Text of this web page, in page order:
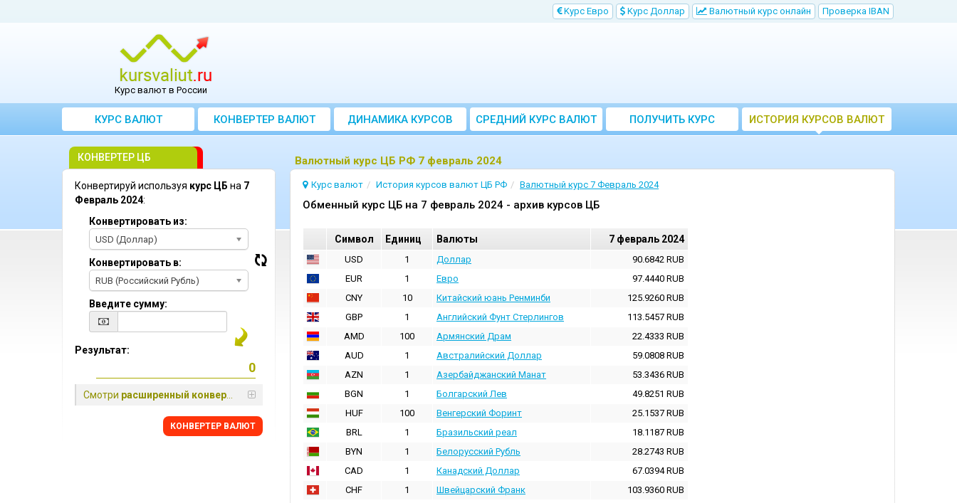
Kурс Евро Kурс Доллар Bалютный курс онлайн Проверка IBAN
Курс валют в России
КУРС ВАЛЮТ КОНВЕРТЕР ВАЛЮТ ДИНАМИКА КУРСОВ
CРЕДНИЙ КУРС ВАЛЮТ
ЗА МЕСЯЦ
ПОЛУЧИТЬ КУРС
ВАЛЮТ ЦБ
ИСТОРИЯ КУРСОВ ВАЛЮТ
ЦБ РФ
Bалютный курс ЦБ РФ 7 февраль 2024
Курс валют История курсов валют ЦБ РФ Валютный курс 7 Февраль 2024
Oбменный курс ЦБ на 7 февраль 2024 - архив курсов ЦБ
Cимвол Единиц Валюты 7 февраль 2024
USD 1 Доллар 90.6842 RUB
EUR
1 Евро 97.4440 RUB
CNY
10 Китайский юань Ренминби 125.9260 RUB
GBP
1 Английский Фунт Стерлингов 113.5457 RUB
AMD
100 Армянский Драм 22.4333 RUB
AUD
1 Австралийский Доллар 59.0808 RUB
AZN
1 Азербайджанский Манат 53.3436 RUB
BGN
1 Болгарский Лев 49.8251 RUB
HUF
100 Венгерский Форинт 25.1537 RUB
BRL
1 Бразильский реал 18.1187 RUB
BYN
1 Белорусский Рубль 28.2743 RUB
CAD
1 Канадский Доллар 67.0394RUB
CHF
1 Швейцарский Франк 103.9360 RUB
КОНВЕРТЕР ЦБ
Конвертируй используя курс ЦБ на 7
Февраль 2024:
Конвертировать из:
USD (Доллар)
Конвертировать в:
RUB (Российский Рубль)
Введите сумму:
Результат:
Смотри расширенный конвертер
КОНВЕРТЕР ВАЛЮТ